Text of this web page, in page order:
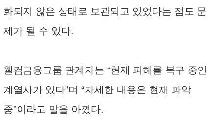
화되지 않은 상태로 보관되고 있었다는 점도 문
제가 될 수 있다.
웰컴금융그룹 관계자는 “현재 피해를 복구 중인
계열사가 있다”며 “자세한 내용은 현재 파악
중”이라고 말을 아꼈다.